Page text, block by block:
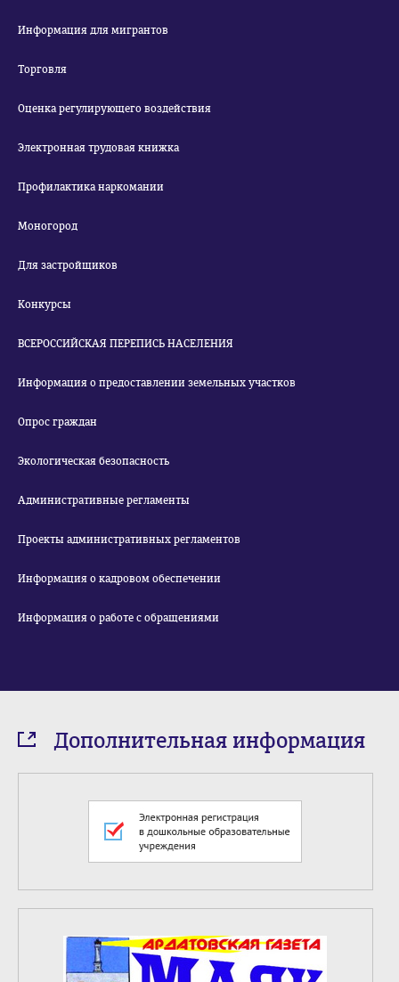
Информация для мигрантов
Торговля
Оценка регулирующего воздействия
Электронная трудовая книжка
Профилактика наркомании
Моногород
Для застройщиков
Конкурсы
ВСЕРОССИЙСКАЯ ПЕРЕПИСЬ НАСЕЛЕНИЯ
Информация о предоставлении земельных участков
Опрос граждан
Экологическая безопасность
Административные регламенты
Проекты административных регламентов
Информация о кадровом обеспечении
Информация о работе с обращениями
Дополнительная информация